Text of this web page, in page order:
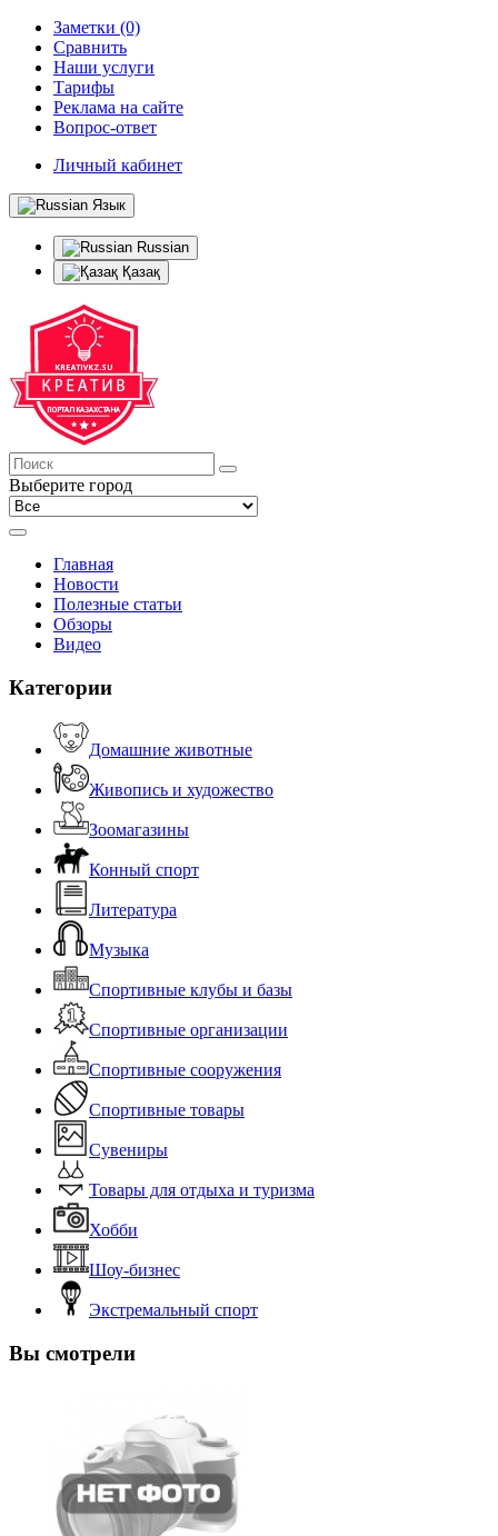
Заметки (0)
Сравнить
Наши услуги
Тарифы
Реклама на сайте
Вопрос-ответ
Личный кабинет
Язык
Russian
Қазақ
Выберите город
Главная
Новости
Полезные статьи
Обзоры
Видео
Категории
Домашние животные
Живопись и художество
Зоомагазины
Конный спорт
Литература
Музыка
Спортивные клубы и базы
Спортивные организации
Спортивные сооружения
Спортивные товары
Сувениры
Товары для отдыха и туризма
Хобби
Шоу-бизнес
Экстремальный спорт
Вы смотрели